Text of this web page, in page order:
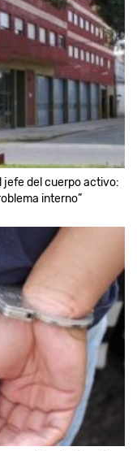
jefe del cuerpo activo:
interno”